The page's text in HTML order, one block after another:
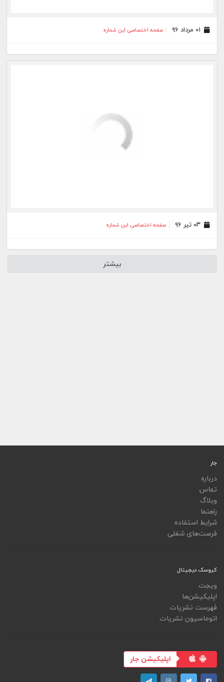
جار
درباره
تماس
وبلاگ
راهنما
شرایط استفاده
فرصت‌های شغلی
کیوسک دیجیتال
ویجت
اپلیکیشن‌ها
فهرست نشریات
اتوماسیون نشریات
اپلیکیشن جار